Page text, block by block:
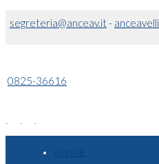
segreteria@anceav.it-
0825-36616